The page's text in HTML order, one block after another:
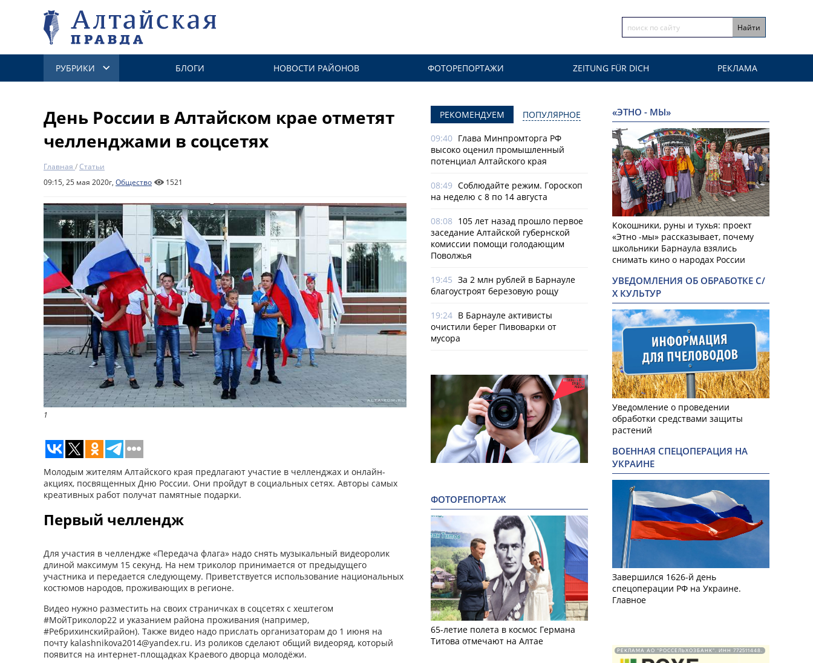
РУБРИКИ БЛОГИ НОВОСТИ РАЙОНОВ ФОТОРЕПОРТАЖИ ZEITUNG FÜR DICH РЕКЛАМА
День России в Алтайском крае отметят
челленджами в соцсетях
Главная /Статьи
09:15, 25 мая 2020г, Общество 1521
1
Молодым жителям Алтайского края предлагают участие в челленджах и онлайн-
акциях, посвященных Дню России. Они пройдут в социальных сетях. Авторы самых
креативных работ получат памятные подарки.
Первый челлендж
Для участия в челлендже «Передача флага» надо снять музыкальный видеоролик
длиной максимум 15 секунд. На нем триколор принимается от предыдущего
участника и передается следующему. Приветствуется использование национальных
костюмов народов, проживающих в регионе.
Видео нужно разместить на своих страничках в соцсетях с хештегом
#МойТриколор22 и указанием района проживания (например,
#Ребрихинскийрайон). Также видео надо прислать организаторам до 1 июня на
почту kalashnikova2014@yandex.ru. Из роликов сделают общий видеоряд, который
появится на интернет-площадках Краевого дворца молодёжи.
РЕКОМЕНДУЕМ ПОПУЛЯРНОЕ
09:40 Глава Минпромторга РФ
высоко оценил промышленный
потенциал Алтайского края
08:49 Соблюдайте режим. Гороскоп
на неделю с 8 по 14 августа
08:08 105 лет назад прошло первое
заседание Алтайской губернской
комиссии помощи голодающим
Поволжья
19:45 За 2 млн рублей в Барнауле
благоустроят березовую рощу
19:24 В Барнауле активисты
очистили берег Пивоварки от
мусора
ФОТОРЕПОРТАЖ
65-летие полета в космос Германа
Титова отмечают на Алтае
«ЭТНО - МЫ»
Кокошники, руны и тухья: проект
«Этно -мы» рассказывает, почему
школьники Барнаула взялись
снимать кино о народах России
УВЕДОМЛЕНИЯ ОБ ОБРАБОТКЕ С/
Х КУЛЬТУР
Уведомление о проведении
обработки средствами защиты
растений
ВОЕННАЯ СПЕЦОПЕРАЦИЯ НА
УКРАИНЕ
Завершился 1626-й день
спецоперации РФ на Украине.
Главное
РЕКЛАМА АО "РОССЕЛЬХОЗБАНК". ИНН 772511448.